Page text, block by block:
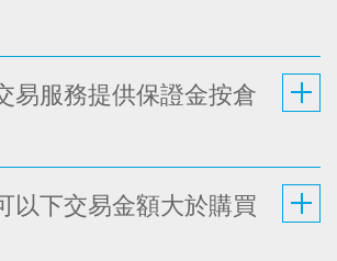
易服務提供保證金按倉
以下交易金額大於購買